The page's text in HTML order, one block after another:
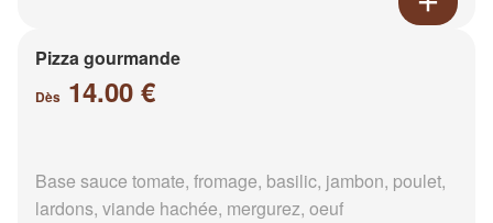
Pizza gourmande
Dès 14.00 €
Base sauce tomate, fromage, basilic, jambon, poulet,
lardons, viande hachée, mergurez, oeuf